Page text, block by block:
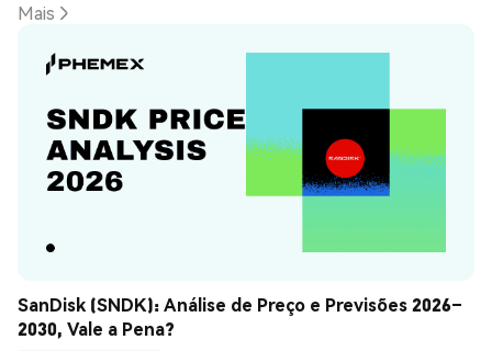
Mais
SanDisk (SNDK): Análise de Preço e Previsões 2026–
2030, Vale a Pena?